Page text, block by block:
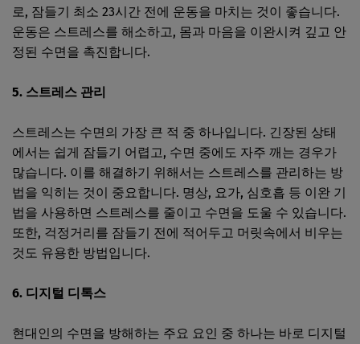
로, 잠들기 최소 23시간 전에 운동을 마치는 것이 좋습니다.
운동은 스트레스를 해소하고, 몸과 마음을 이완시켜 깊고 안
정된 수면을 촉진합니다.
5. 스트레스 관리
스트레스는 수면의 가장 큰 적 중 하나입니다. 긴장된 상태
에서는 쉽게 잠들기 어렵고, 수면 중에도 자주 깨는 경우가
많습니다. 이를 해결하기 위해서는 스트레스를 관리하는 방
법을 익히는 것이 중요합니다. 명상, 요가, 심호흡 등 이완 기
법을 사용하면 스트레스를 줄이고 수면을 도울 수 있습니다.
또한, 걱정거리를 잠들기 전에 적어두고 머릿속에서 비우는
것도 유용한 방법입니다.
6. 디지털 디톡스
현대인의 수면을 방해하는 주요 요인 중 하나는 바로 디지털